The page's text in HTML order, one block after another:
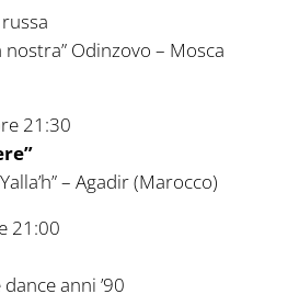
nostra” Odinzovo – Mosca
21:30
– Agadir (Marocco)
21:00
anni ’90